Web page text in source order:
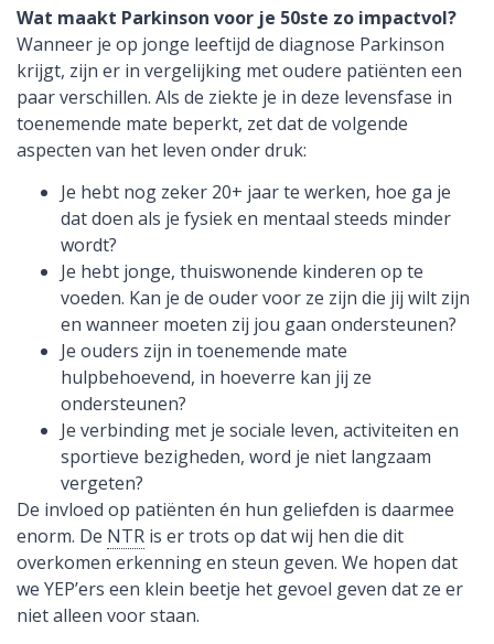
Wat maakt Parkinson voor je 50ste zo impactvol?
Wanneer je op jonge leeftijd de diagnose Parkinson
krijgt, zijn er in vergelijking met oudere patiënten een
paar verschillen. Als de ziekte je in deze levensfase in
toenemende mate beperkt, zet dat de volgende
aspecten van het leven onder druk:
Je hebt nog zeker 20+ jaar te werken, hoe ga je
dat doen als je fysiek en mentaal steeds minder
wordt?
Je hebt jonge, thuiswonende kinderen op te
voeden. Kan je de ouder voor ze zijn die jij wilt zijn
en wanneer moeten zij jou gaan ondersteunen?
Je ouders zijn in toenemende mate
hulpbehoevend, in hoeverre kan jij ze
ondersteunen?
Je verbinding met je sociale leven, activiteiten en
sportieve bezigheden, word je niet langzaam
vergeten?
De invloed op patiënten én hun geliefden is daarmee
enorm. De NTR is er trots op dat wij hen die dit
overkomen erkenning en steun geven. We hopen dat
we YEP’ers een klein beetje het gevoel geven dat ze er
niet alleen voor staan.